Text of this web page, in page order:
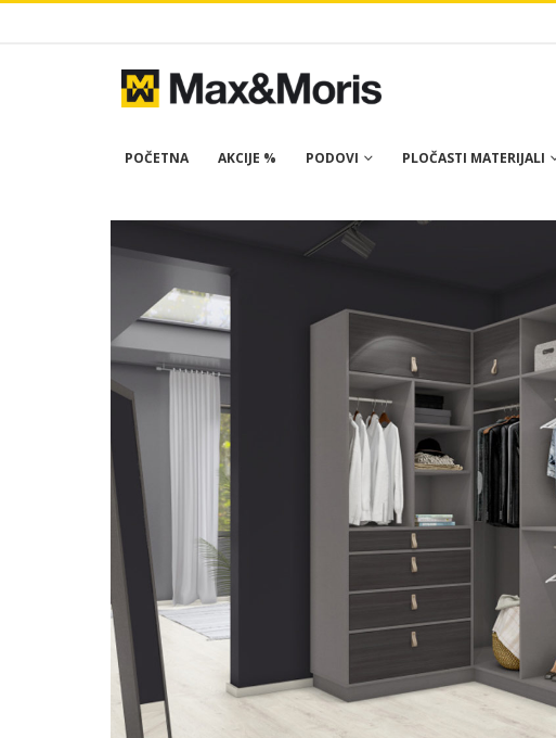
POČETNA AKCIJE % PODOVI PLOČASTI MATERIJALI
20/07/2026